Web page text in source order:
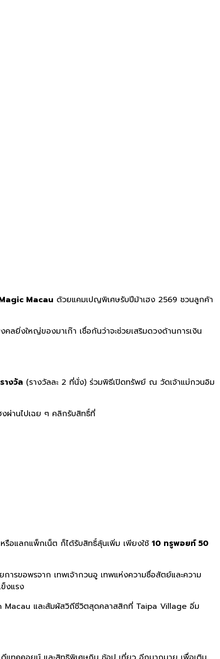
Macau ด้วยแคมเปญพิเศษรับปีม้าเฮง 2569 ชวนลูกค้า
ยิ่งใหญ่ของมาเก๊า เชื่อกันว่าจะช่วยเสริมดวงด้านการเงิน
างวัล (รางวัลละ 2 ที่นั่ง) ร่วมพิธีเปิดทรัพย์ ณ วัดเจ้าแม่กวนอิม
ผ่านไปเฉย ๆ คลิกรับสิทธิ์ที่
หรือแลกแพ็กเน็ต ก็ได้รับสิทธิ์ลุ้นเพิ่ม เพียงใช้ 10 ทรูพอยท์ 50
ารขอพรจาก เทพเจ้ากวนอู เทพแห่งความซื่อสัตย์และความ
งแรง
Macau และสัมผัสวิถีชีวิตสุดคลาสสิกที่ Taipa Village อิ่ม